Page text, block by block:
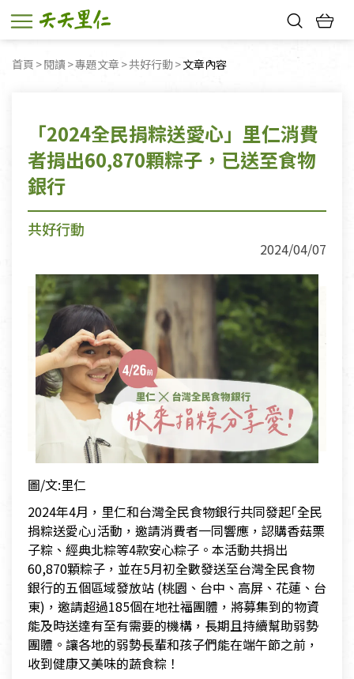
首頁 閱讀 專題文章 共好行動 目前頁面：
文章內容
「2024全民捐粽送愛心」里仁消費
者捐出60,870顆粽子，已送至食物
銀行
共好行動
2024/04/07
圖/文:里仁
2024年4月，里仁和台灣全民食物銀行共同發起｢全民
捐粽送愛心｣活動，邀請消費者一同響應，認購香菇栗
子粽、經典北粽等4款安心粽子。本活動共捐出
60,870顆粽子，並在5月初全數發送至台灣全民食物
銀行的五個區域發放站 (桃園、台中、高屏、花蓮、台
東)，邀請超過185個在地社福團體，將募集到的物資
能及時送達有至有需要的機構，長期且持續幫助弱勢
團體。讓各地的弱勢長輩和孩子們能在端午節之前，
收到健康又美味的蔬食粽！